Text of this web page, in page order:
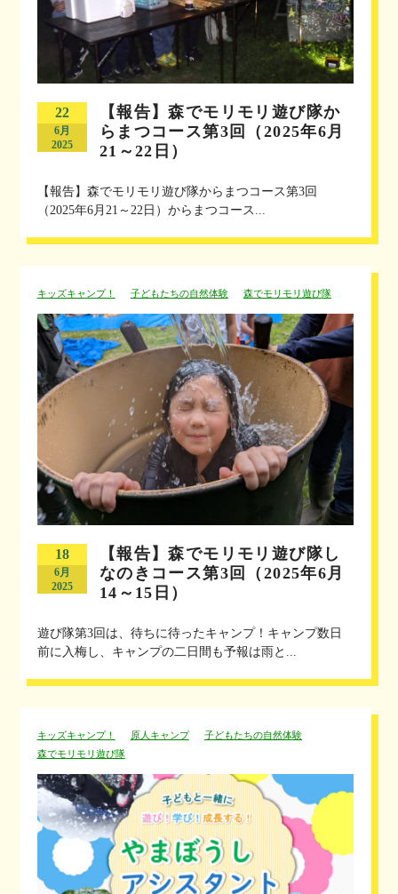
22
6月
2025
【報告】森でモリモリ遊び隊か
らまつコース第3回（2025年6月
21～22日）
【報告】森でモリモリ遊び隊からまつコース第3回
（2025年6月21～22日）からまつコース...
キッズキャンプ！ 子どもたちの自然体験 森でモリモリ遊び隊
18
6月
2025
【報告】森でモリモリ遊び隊し
なのきコース第3回（2025年6月
14～15日）
遊び隊第3回は、待ちに待ったキャンプ！キャンプ数日
前に入梅し、キャンプの二日間も予報は雨と...
キッズキャンプ！ 原人キャンプ
子どもたちの自然体験
森でモリモリ遊び隊